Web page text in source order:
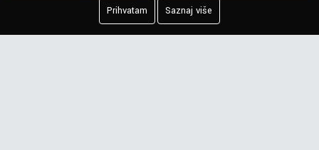
Prihvatam
Saznaj više